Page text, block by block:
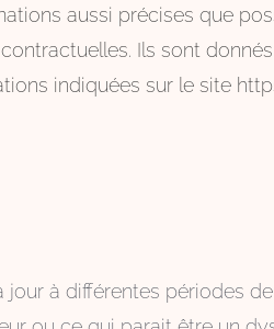
aussi précises que
Ils sont
indiquées sur le site
à différentes périodes de